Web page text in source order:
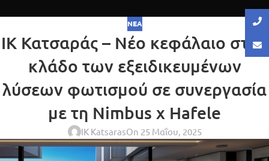
ΝΈΑ
IK Κατσαράς – Νέο κεφάλαιο στον
κλάδο των εξειδικευμένων
λύσεων φωτισμού σε συνεργασία
με τη Nimbus x Hafele
IK KatsarasOn 25 Μαΐου, 2025